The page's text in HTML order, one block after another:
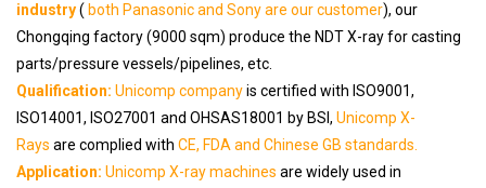
industry( both Panasonic and Sony are our customer), our
Chongqing factory (9000 sqm) produce the NDT X-ray for casting
parts/pressure vessels/pipelines, etc.
Qualification: Unicomp companyis certified with ISO9001,
ISO14001, ISO27001 and OHSAS18001 by BSI, Unicomp X-
Rays are complied with CE, FDA and Chinese GB standards.
Application: Unicomp X-ray machines are widely used in